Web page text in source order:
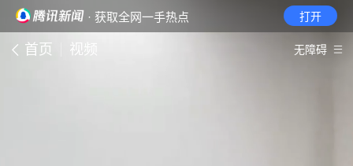
· 获取全网一手热点 打开
首页 视频 无障碍